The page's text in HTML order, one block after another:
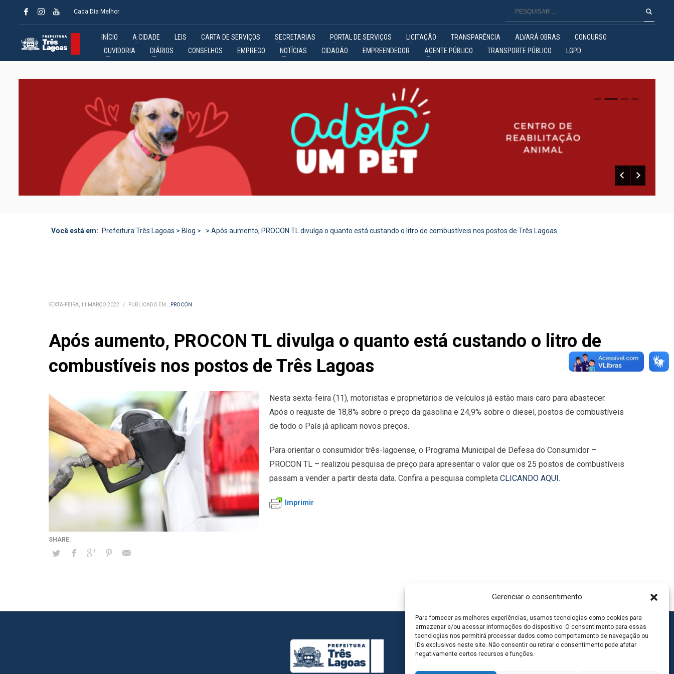
Gerenciar o consentimento
Para fornecer as melhores experiências, usamos tecnologias como cookies para
armazenar e/ou acessar informações do dispositivo. O consentimento para essas
tecnologias nos permitirá processar dados como comportamento de navegação ou
IDs exclusivos neste site. Não consentir ou retirar o consentimento pode afetar
negativamente certos recursos e funções.
Cada Dia Melhor
INÍCIO A CIDADE LEIS CARTA DE SERVIÇOS SECRETARIAS PORTAL DE SERVIÇOS LICITAÇÃO TRANSPARÊNCIA ALVARÁ OBRAS
CONCURSO
OUVIDORIA
DIÁRIOS CONSELHOS EMPREGO NOTÍCIAS CIDADÃO EMPREENDEDOR AGENTE PÚBLICO TRANSPORTE PÚBLICO LGPD
0 1 2
Você está em: Prefeitura Três Lagoas > Blog > . > Após aumento, PROCON TL divulga o quanto está custando o litro de combustíveis nos postos de Três Lagoas
SEXTA-FEIRA, 11 MARÇO 2022 / PUBLICADO EM ., PROCON
Após aumento, PROCON TL divulga o quanto está custando o litro de
combustíveis nos postos de Três Lagoas
Nesta sexta-feira (11), motoristas e proprietários de veículos já estão mais caro para abastecer.
Após o reajuste de 18,8% sobre o preço da gasolina e 24,9% sobre o diesel, postos de combustíveis
de todo o País já aplicam novos preços.
Para orientar o consumidor três-lagoense, o Programa Municipal de Defesa do Consumidor –
PROCON TL – realizou pesquisa de preço para apresentar o valor que os 25 postos de combustíveis
passam a vender a partir desta data. Confira a pesquisa completa CLICANDO AQUI.
Imprimir